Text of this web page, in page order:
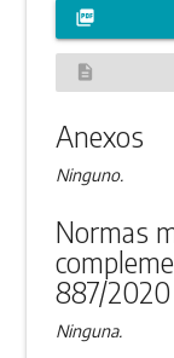
picture_as_pdf
description
Anexos
Ninguno.
Normas
887/2020
Ninguna.